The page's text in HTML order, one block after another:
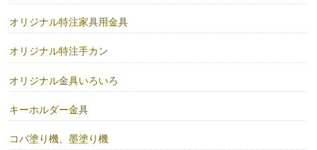
オリジナル特注家具用金具
オリジナル特注手カン
オリジナル金具いろいろ
キーホルダー金具
コバ塗り機、墨塗り機